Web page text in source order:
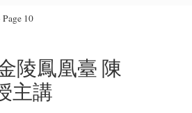
Page 10
陵鳳凰臺 陳
主講